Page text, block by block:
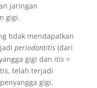
jaringan
gigi.
tidak mendapatkan
periodontitis(dari
gigi dan itis=
telah terjadi
gigi,